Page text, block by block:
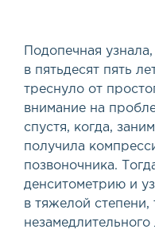
Подопечная
в пятьдесят пять
треснуло от
внимание на
спустя, когда,
получила
позвоночника.
денситометрию и
в тяжелой
незамедлительного